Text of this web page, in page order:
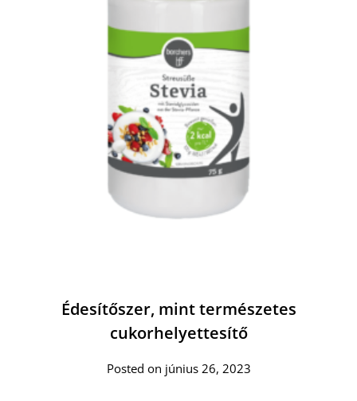
Édesítőszer, mint természetes
cukorhelyettesítő
Posted on június 26, 2023